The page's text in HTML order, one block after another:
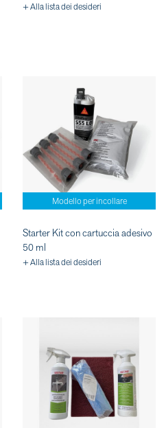
+ Alla lista dei desideri
Modello per incollare
Starter Kit con cartuccia adesivo
50 ml
+ Alla lista dei desideri